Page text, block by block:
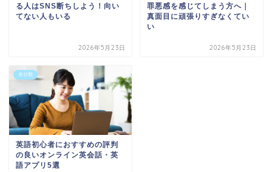
る人はSNS断ちしよう！向い
てない人もいる
2026年5月23日
罪悪感を感じてしまう方へ｜
真面目に頑張りすぎなくてい
い
2026年5月23日
未分類
英語初心者におすすめの評判
の良いオンライン英会話・英
語アプリ5選